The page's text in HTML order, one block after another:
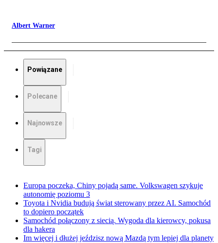
Albert Warner
Powiązane
Polecane
Najnowsze
Tagi
Europa poczeka, Chiny pojadą same. Volkswagen szykuje
autonomię poziomu 3
Toyota i Nvidia budują świat sterowany przez AI. Samochód
to dopiero początek
Samochód połączony z siecią. Wygoda dla kierowcy, pokusa
dla hakera
Im więcej i dłużej jeździsz nową Mazdą tym lepiej dla planety